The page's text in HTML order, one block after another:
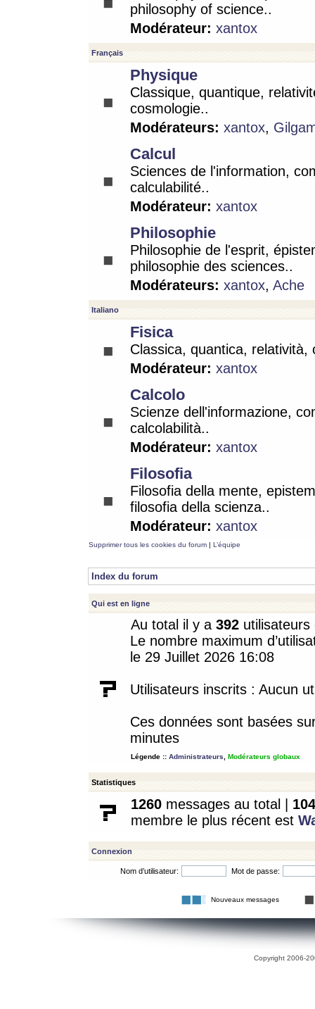
philosophy of science..
Modérateur: xantox
Français
Physique
Classique, quantique,
cosmologie..
Modérateurs: xantox,
Calcul
Sciences de l'information,
calculabilité..
Modérateur: xantox
Philosophie
Philosophie de l'esprit,
philosophie des sciences..
Modérateurs: xantox, Ache
Italiano
Fisica
Classica, quantica, relatività,
Modérateur: xantox
Calcolo
Scienze dell'informazione,
calcolabilità..
Modérateur: xantox
Filosofia
Filosofia della mente,
filosofia della scienza..
Modérateur: xantox
Supprimer tous les cookies du forum | L’équipe
Index du forum
Qui est en ligne
Au total il y a 392
Le nombre maximum
le 29 Juillet 2026 16:08
Utilisateurs inscrits : Aucun
Ces données sont basées
minutes
Légende :: Administrateurs Modérateurs globaux
Statistiques
1260 messages au total | 104
membre le plus récent est
Connexion
Nom d’utilisateur: Mot de passe:
Nouveaux messages
Copyright 2006-